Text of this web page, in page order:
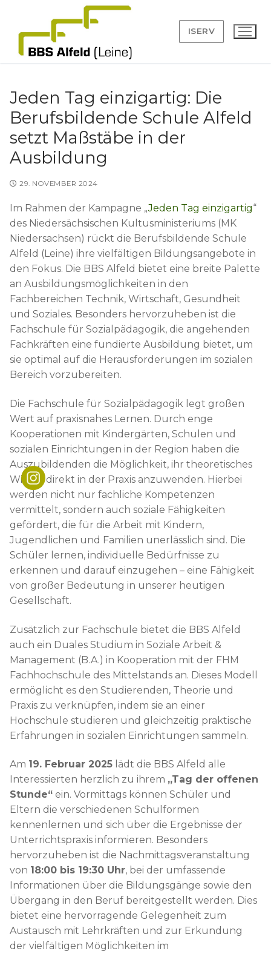
springen
ISERV
Suchen
nach:
Angebot
BBS
Schulleitung
Teams
Organigramm
Lehrkräfteausbildung
Kooperationen
Service
Downloads
Krankmeldung
Infos für Ausbildungsbetriebe
FAQ
News
Beratung
Beratungsteam
Berufsberatung
Job-Matching
Förderverein
Jeden Tag einzigartig: Die
Berufsbildende Schule Alfeld
setzt Maßstäbe in der
Ausbildung
29. NOVEMBER 2024
Im Rahmen der Kampagne „Jeden Tag einzigartig“
des Niedersächsischen Kultusministeriums (MK
Niedersachsen) rückt die Berufsbildende Schule
Alfeld (Leine) ihre vielfältigen Bildungsangebote in
den Fokus. Die BBS Alfeld bietet eine breite Palette
an Ausbildungsmöglichkeiten in den
Fachbereichen Technik, Wirtschaft, Gesundheit
und Soziales. Besonders hervorzuheben ist die
Fachschule für Sozialpädagogik, die angehenden
Fachkräften eine fundierte Ausbildung bietet, um
sie optimal auf die Herausforderungen im sozialen
Bereich vorzubereiten.
Die Fachschule für Sozialpädagogik legt großen
Wert auf praxisnahes Lernen. Durch enge
Kooperationen mit Kindergärten, Schulen und
sozialen Einrichtungen in der Region haben die
Auszubildenden die Möglichkeit, ihr theoretisches
Wissen direkt in der Praxis anzuwenden. Hierbei
werden nicht nur fachliche Kompetenzen
vermittelt, sondern auch soziale Fähigkeiten
gefördert, die für die Arbeit mit Kindern,
Jugendlichen und Familien unerlässlich sind. Die
Schüler lernen, individuelle Bedürfnisse zu
erkennen und darauf einzugehen – eine Fähigkeit
von großer Bedeutung in unserer heutigen
Gesellschaft.
Zusätzlich zur Fachschule bietet die BBS Alfeld
auch ein Duales Studium in Soziale Arbeit &
Management (B.A.) in Kooperation mit der FHM
Fachhochschule des Mittelstands an. Dieses Modell
ermöglicht es den Studierenden, Theorie und
Praxis zu verknüpfen, indem sie an einer
Hochschule studieren und gleichzeitig praktische
Erfahrungen in sozialen Einrichtungen sammeln.
Am 19. Februar 2025 lädt die BBS Alfeld alle
Interessierten herzlich zu ihrem „Tag der offenen
Stunde“ ein. Vormittags können Schüler und
Eltern die verschiedenen Schulformen
kennenlernen und sich über die Ergebnisse der
Unterrichtspraxis informieren. Besonders
hervorzuheben ist die Nachmittagsveranstaltung
von 18:00 bis 19:30 Uhr, bei der umfassende
Informationen über die Bildungsgänge sowie den
Übergang in den Beruf bereitgestellt werden. Dies
bietet eine hervorragende Gelegenheit zum
Austausch mit Lehrkräften und zur Erkundung
der vielfältigen Möglichkeiten im